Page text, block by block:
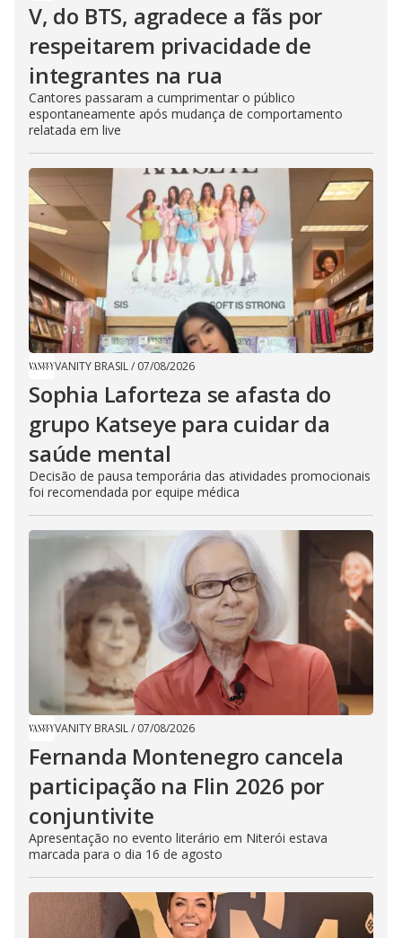
V, do BTS, agradece a fãs por
respeitarem privacidade de
integrantes na rua
Cantores passaram a cumprimentar o público
espontaneamente após mudança de comportamento
relatada em live
VANITY BRASIL/ 07/08/2026
Sophia Laforteza se afasta do
grupo Katseye para cuidar da
saúde mental
Decisão de pausa temporária das atividades promocionais
foi recomendada por equipe médica
VANITY BRASIL/ 07/08/2026
Fernanda Montenegro cancela
participação na Flin 2026 por
conjuntivite
Apresentação no evento literário em Niterói estava
marcada para o dia 16 de agosto